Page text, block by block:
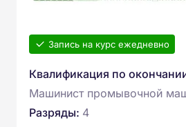
Запись на курс ежедневно
Квалификация по
Машинист промывочной
Разряды: 4